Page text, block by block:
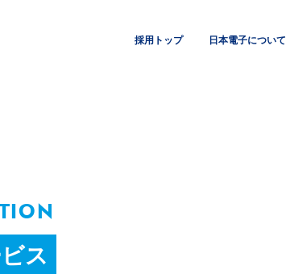
採用トップ 日本電子について
プメッセージ
ご紹介
と休暇
ス